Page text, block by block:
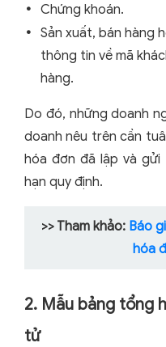
Chứng khoán.
Sản xuất, bán hàng
thông tin về mã
hàng.
Do đó, những doanh
doanh nêu trên cần
hóa đơn đã lập và
hạn quy định.
>> Tham khảo: Báo
hóa
2. Mẫu bảng tổng
tử